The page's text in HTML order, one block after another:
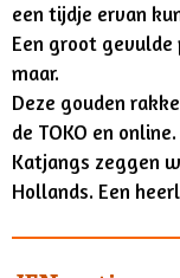
een tijdje ervan
Een groot
maar.
Deze gouden
de TOKO en online.
Katjangs zeggen
Hollands. Een